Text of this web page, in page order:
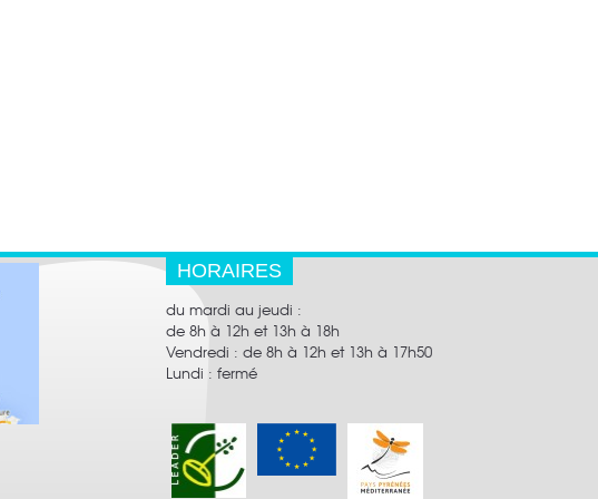
HORAIRES
du mardi au jeudi :
de 8h à 12h et 13h à 18h
Vendredi : de 8h à 12h et 13h à 17h50
Lundi : fermé